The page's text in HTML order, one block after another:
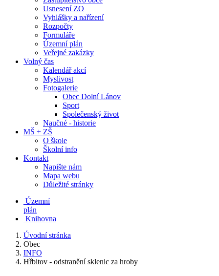
Usnesení ZO
Vyhlášky a nařízení
Rozpočty
Formuláře
Územní plán
Veřejné zakázky
Volný čas
Kalendář akcí
Myslivost
Fotogalerie
Obec Dolní Lánov
Sport
Společenský život
Naučné - historie
MŠ + ZŠ
O škole
Školní info
Kontakt
Napište nám
Mapa webu
Důležité stránky
Územní
plán
Knihovna
Úvodní stránka
Obec
INFO
Hřbitov - odstranění sklenic za hroby